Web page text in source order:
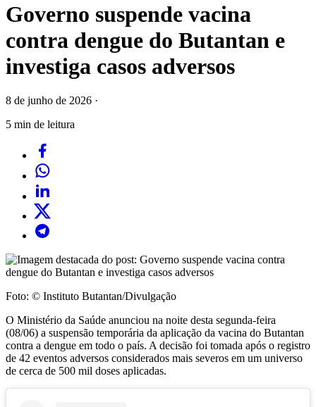
Governo suspende vacina
contra dengue do Butantan e
investiga casos adversos
8 de junho de 2026 ·
5 min de leitura
Foto: © Instituto Butantan/Divulgação
O Ministério da Saúde anunciou na noite desta segunda-feira
(08/06) a suspensão temporária da aplicação da vacina do Butantan
contra a dengue em todo o país. A decisão foi tomada após o registro
de 42 eventos adversos considerados mais severos em um universo
de cerca de 500 mil doses aplicadas.